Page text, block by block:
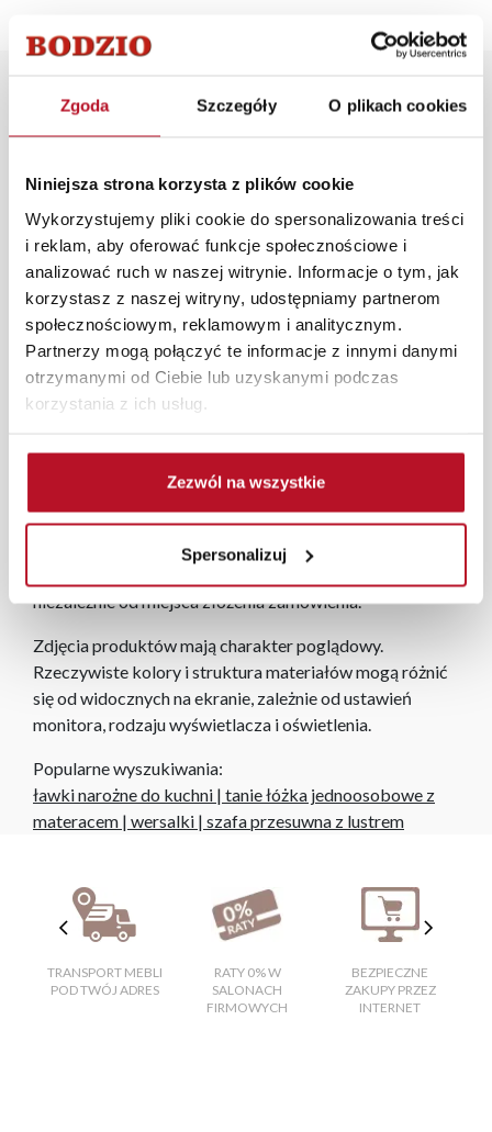
Zgoda Szczegóły O plikach cookies
Niniejsza strona korzysta z plików cookie
Wykorzystujemy pliki cookie do spersonalizowania treści
i reklam, aby oferować funkcje społecznościowe i
analizować ruch w naszej witrynie. Informacje o tym, jak
korzystasz z naszej witryny, udostępniamy partnerom
społecznościowym, reklamowym i analitycznym.
Partnerzy mogą połączyć te informacje z innymi danymi
otrzymanymi od Ciebie lub uzyskanymi podczas
korzystania z ich usług.
Zezwól na wszystkie
Spersonalizuj
Opis produktu
się w nowoczesne wnętrza. Jest to propozycja dla tych,
którzy szukają eleganckiego, wyszukanego i
wytrzymałego kwietnika, który ociepli i nadada szyku
każdej aranżacji. Wspaniale pasuje do stylu rustykalnego,
boho, a także klasycznego.
W każdym z salonów mebli Bodzio oferujemy pomoc w
aranżacji mebli, a nasi pracownicy z wykorzystaniem
programu Planer 3D bezpłatnie zaprojektują i
przygotują kompleksową wizualizację Państwa
złożone w sklepie stacjonarnym dostarczymy do 3 dni
roboczych na terenie całej Polski. W przypadku
zamówień internetowych czas dostawy wynosi do 5 dni
roboczych, również na terenie całego kraju. Wszystkie
niezależnie od miejsca złożenia zamówienia.
Zdjęcia produktów mają charakter poglądowy.
Rzeczywiste kolory i struktura materiałów mogą różnić
się od widocznych na ekranie, zależnie od ustawień
monitora, rodzaju wyświetlacza i oświetlenia.
Popularne wyszukiwania:
ławki narożne do kuchni | tanie łóżka jednoosobowe z
materacem | wersalki | szafa przesuwna z lustrem
TRANSPORT MEBLI
POD TWÓJ ADRES
RATY 0% W
SALONACH
FIRMOWYCH
BEZPIECZNE
ZAKUPY PRZEZ
INTERNET